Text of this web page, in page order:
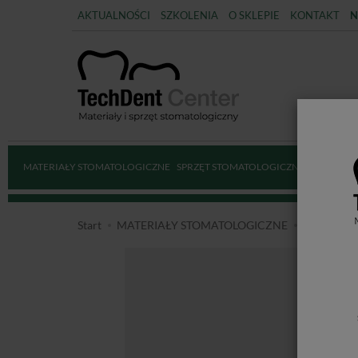
AKTUALNOŚCI SZKOLENIA O SKLEPIE KONTAKT
MATERIAŁY STOMATOLOGICZNE SPRZĘT STOMATOLOGICZNY
Start MATERIAŁY STOMATOLOGICZNE